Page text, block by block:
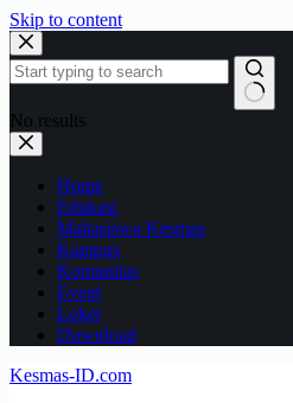
Skip to content
No results
Home
Edukasi
Mahasiswa Kesmas
Kampus
Komunitas
Event
Loker
Download
Kesmas-ID.com